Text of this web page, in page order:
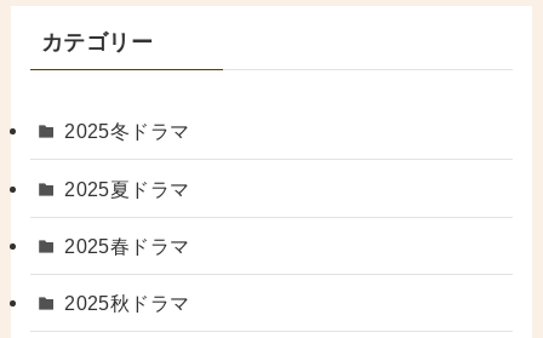
カテゴリー
2025冬ドラマ
2025夏ドラマ
2025春ドラマ
2025秋ドラマ